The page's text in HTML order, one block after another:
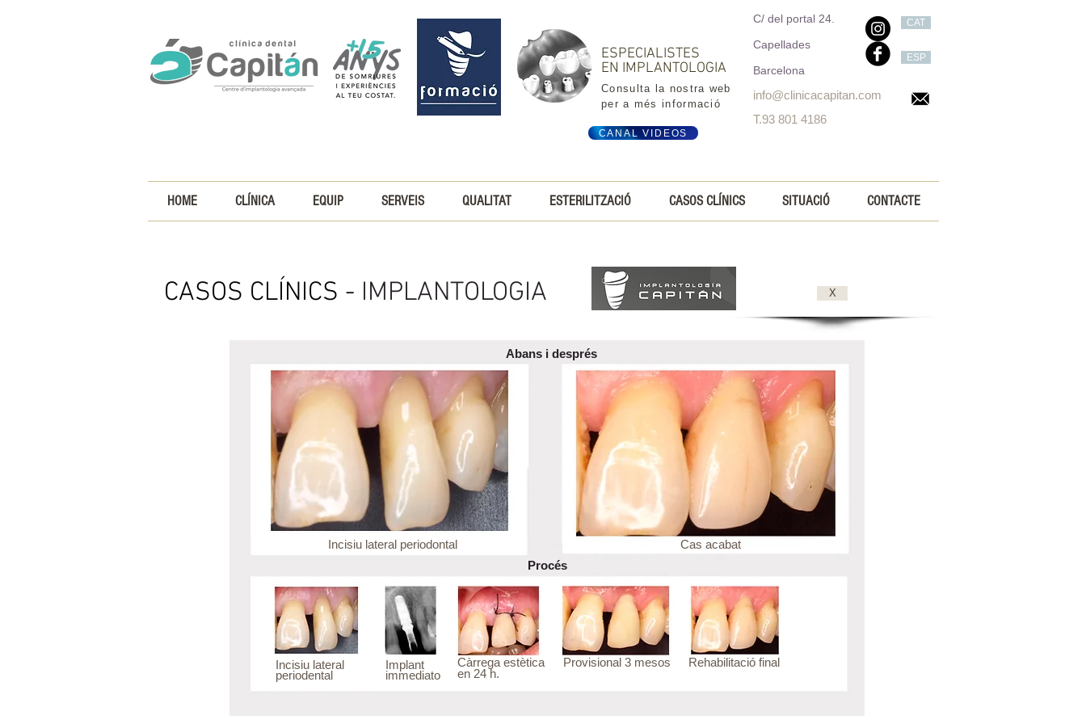
C/ del portal 24.
Capellades
Barcelona
info@clinicacapitan.com
T.93 801 4186
CAT
ESP
CANAL VIDEOS
ESPECIALISTES
EN IMPLANTOLOGIA
Consulta la nostra web
per a més informació
HOME CLÍNICA EQUIP SERVEIS QUALITAT ESTERILITZACIÓ CASOS CLÍNICS SITUACIÓ CONTACTE
CASOS CLÍNICS - IMPLANTOLOGIA X
Abans i després
Procés
Incisiu lateral periodontal Cas acabat
Incisiu lateral
periodental
Implant
immediato
Càrrega estètica
en 24 h.
Provisional 3 mesos Rehabilitació final